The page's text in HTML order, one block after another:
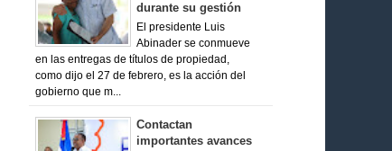
durante su gestión
El presidente Luis
Abinader se conmueve
en las entregas de títulos de propiedad,
como dijo el 27 de febrero, es la acción del
gobierno que m...
Contactan
importantes avances